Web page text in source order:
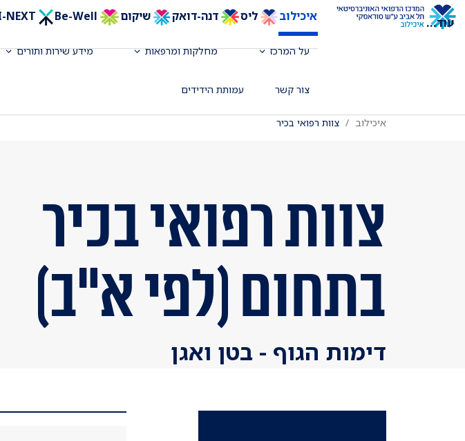
איכילוב ליס דנה-דואק שיקום Be-Well
על המרכז מחלקות ומרפאות מידע שירות ותורים
צור קשר עמותת הידידים
עוד...
איכילוב צוות רפואי בכיר
צוות רפואי בכיר
בתחום (לפי א"ב)
דימות הגוף - בטן ואגן